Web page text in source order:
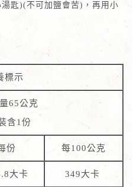
匙)(不可加鹽會苦)，再用小
標示
65公克
含1份
份 每100公克
大卡 349大卡